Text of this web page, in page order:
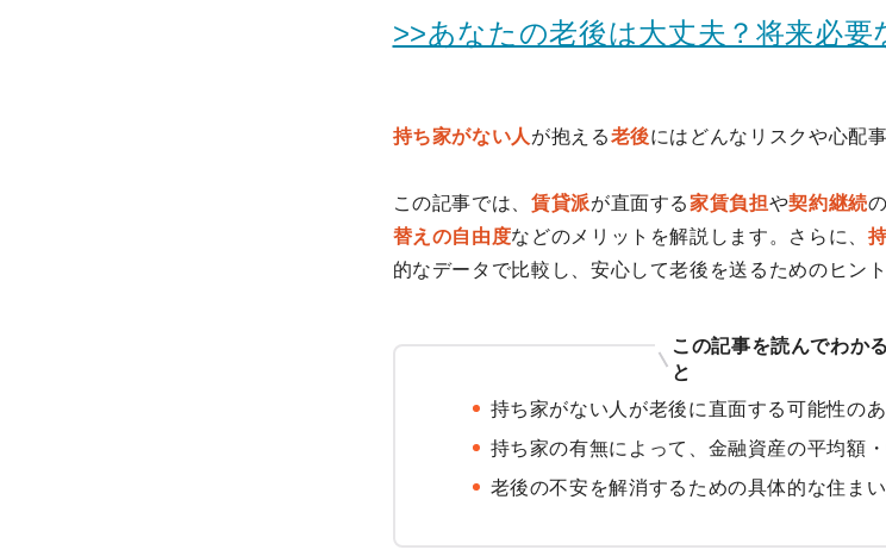
>>あなたの老後は大丈夫？将来必
持ち家がない人 が抱える老後にはどんなリスクや心配
この記事では、 賃貸派が直面する家賃負担や契約継続
替えの自由度などのメリットを解説します。さらに、
的なデータで比較し、安心して老後を送るためのヒン
この記事を読んでわか
と
持ち家がない人が老後に直面する可能性の
持ち家の有無によって、金融資産の平均額
老後の不安を解消するための具体的な住ま